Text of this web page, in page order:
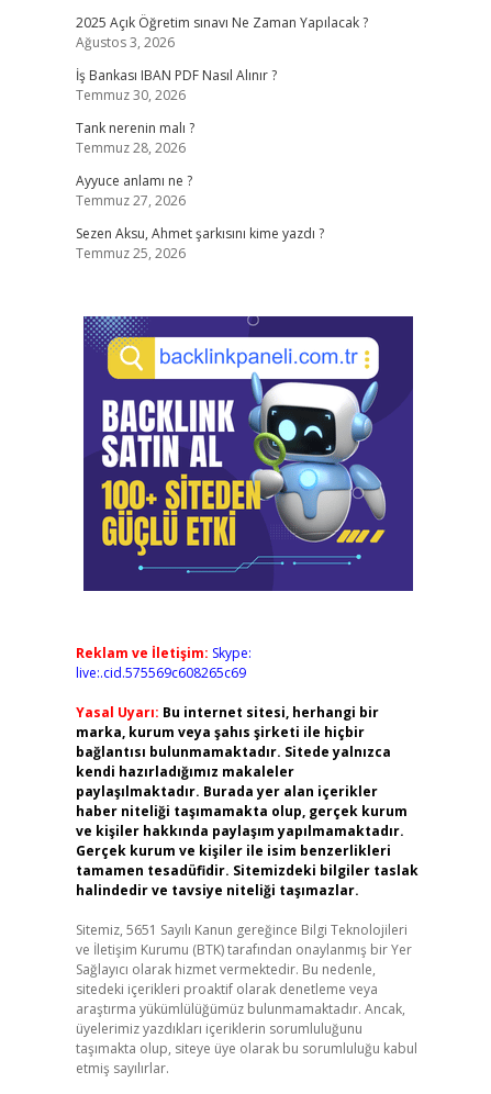
2025 Açık Öğretim sınavı Ne Zaman Yapılacak ?
Ağustos 3, 2026
İş Bankası IBAN PDF Nasıl Alınır ?
Temmuz 30, 2026
Tank nerenin malı ?
Temmuz 28, 2026
Ayyuce anlamı ne ?
Temmuz 27, 2026
Sezen Aksu, Ahmet şarkısını kime yazdı ?
Temmuz 25, 2026
Reklam ve İletişim: Skype:
live:.cid.575569c608265c69
Yasal Uyarı: Bu internet sitesi, herhangi bir
marka, kurum veya şahıs şirketi ile hiçbir
bağlantısı bulunmamaktadır. Sitede yalnızca
kendi hazırladığımız makaleler
paylaşılmaktadır. Burada yer alan içerikler
haber niteliği taşımamakta olup, gerçek kurum
ve kişiler hakkında paylaşım yapılmamaktadır.
Gerçek kurum ve kişiler ile isim benzerlikleri
tamamen tesadüfidir. Sitemizdeki bilgiler taslak
halindedir ve tavsiye niteliği taşımazlar.
Sitemiz, 5651 Sayılı Kanun gereğince Bilgi Teknolojileri
ve İletişim Kurumu (BTK) tarafından onaylanmış bir Yer
Sağlayıcı olarak hizmet vermektedir. Bu nedenle,
sitedeki içerikleri proaktif olarak denetleme veya
araştırma yükümlülüğümüz bulunmamaktadır. Ancak,
üyelerimiz yazdıkları içeriklerin sorumluluğunu
taşımakta olup, siteye üye olarak bu sorumluluğu kabul
etmiş sayılırlar.